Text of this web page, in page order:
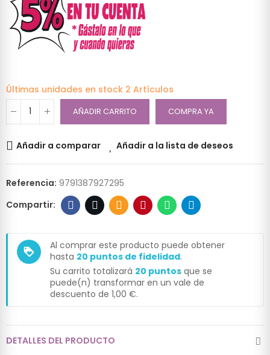
Últimas unidades en stock 2 Artículos
AÑADIR CARRITO COMPRA YA
Añadir a comparar Añadir a la lista de deseos
Referencia: 9791387927295
loyalty
Al comprar este producto puede obtener
hasta 20 puntos de fidelidad.
Su carrito totalizará 20 puntos que se
puede(n) transformar en un vale de
descuento de 1,00 €.
DETALLES DEL PRODUCTO